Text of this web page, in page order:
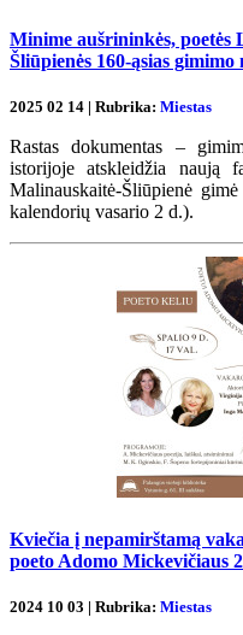
Minime aušrininkės, poetės
Šliūpienės 160-ąsias gimimo
2025 02 14 | Rubrika: Miestas
Rastas dokumentas –
istorijoje atskleidžia naują
Malinauskaitė-Šliūpienė
kalendorių vasario 2 d.).
Kviečia į nepamirštamą
poeto Adomo Mickevičiaus
2024 10 03 | Rubrika: Miestas